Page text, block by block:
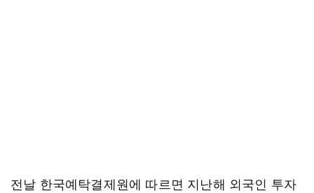
전날 한국예탁결제원에 따르면 지난해 외국인 투자